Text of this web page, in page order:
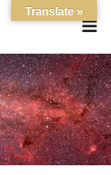
Translate »